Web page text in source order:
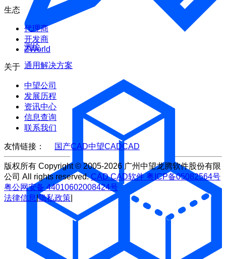
测绘
通用解决方案
生态
代理商
开发商
ZWorld
关于
中望公司
发展历程
资讯中心
信息查询
联系我们
友情链接： 国产CAD中望CADCAD
版权所有 Copyright © 2005-2026 广州中望龙腾软件股份有限
公司 All rights reserved. CADCAD软件 粤ICP备05082564号
粤公网安备 44010602008424号
法律信息 |隐私政策